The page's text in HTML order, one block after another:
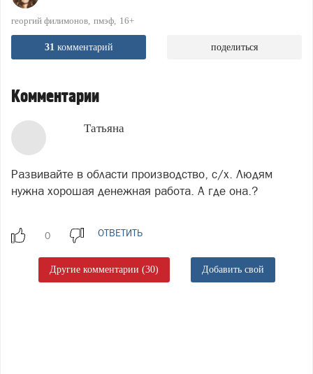
георгий филимонов пмэф 16+
31комментарий поделиться
Комментарии
Татьяна
Развивайте в области производство, с/х. Людям
нужна хорошая денежная работа. А где она.?
ОТВЕТИТЬ
Другие комментарии (30) Добавить свой